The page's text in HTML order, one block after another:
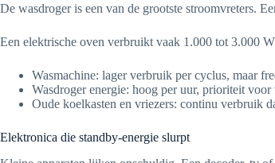
De wasdroger is een van de grootste stroomvreters.
Een elektrische oven verbruikt vaak 1.000 tot 3.000
Wasmachine: lager verbruik per cyclus, maar
Wasdroger energie: hoog per uur, prioriteit
Oude koelkasten en vriezers: continu verbruik
Elektronica die standby-energie slurpt